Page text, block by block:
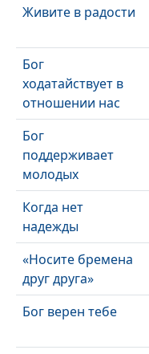
Живите в радости
Бог
ходатайствует в
отношении нас
Бог
поддерживает
молодых
Когда нет
надежды
«Носите бремена
друг друга»
Бог верен тебе